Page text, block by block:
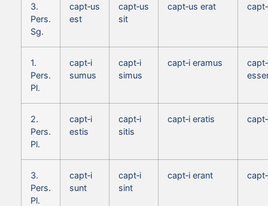
3.
Pers.
Sg.
capt‑us
est
capt‑us
sit
capt‑us erat
1.
Pers.
Pl.
capt‑i
sumus
capt‑i
simus
capt‑i eramus
2.
Pers.
Pl.
capt‑i
estis
capt‑i
sitis
capt‑i eratis
3.
Pers.
Pl.
capt‑i
sunt
capt‑i
sint
capt‑i erant